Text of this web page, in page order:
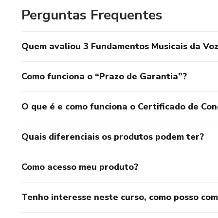
O que vou trazer para vocês?
Cursos na Àrea de Voz para Fonoaudiólogos,
Perguntas Frequentes
Quem avaliou 3 Fundamentos Musicais da
Como funciona o “Prazo de Garantia”?
O que é e como funciona o Certificado de
Quais diferenciais os produtos podem ter?
Como acesso meu produto?
Tenho interesse neste curso, como posso